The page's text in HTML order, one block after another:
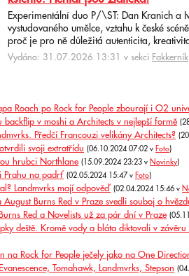
Experimentální duo P/\ST: Dan Kranich a
vystudovaného umělce, vztahu k české
proč je pro ně důležitá autenticita,
Vydáno: 31.07.2026 13:31 v sekci Fakkerník
Roach po Rock for People zbourají i O2
backflip v moshi a Architects v nejlepší formě
Předčí Francouzi velikány Architects?
svoji extratřídu (06.10.2024 07:02 v Foto)
hrubci Northlane (15.09.2024 23:23 v Novinky)
Prahu na padrť (02.05.2024 15:47 v Foto)
Landmvrks mají odpověď (02.04.2024 15:46 v
Burns Red v Praze svedli souboj o
Red a Novelists už za pár dní v Praze
deště. Kromě vody a bláta diktovali v závěru
na Rock for People ječely jako na One
Tomahawk, Landmvrks, Stepson